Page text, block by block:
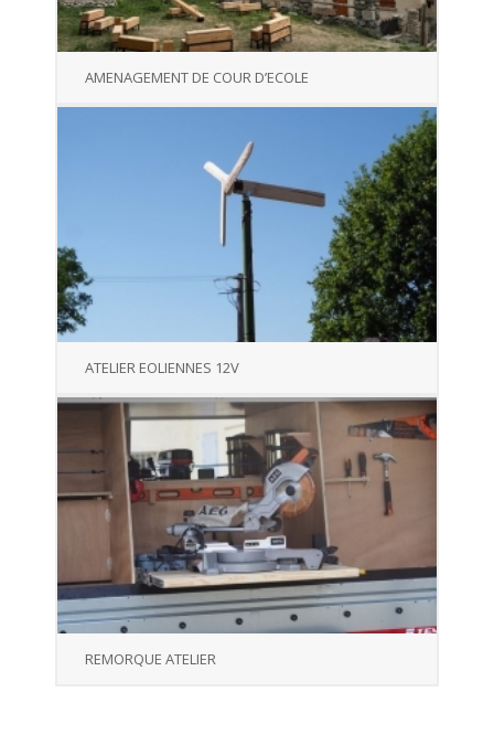
AMENAGEMENT DE COUR D’ECOLE
ATELIER EOLIENNES 12V
REMORQUE ATELIER